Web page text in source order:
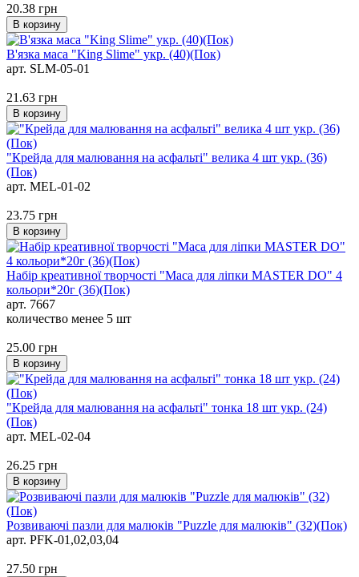
20.38 грн
В корзину
В'язка маса "King Slime" укр. (40)(Пок)
арт. SLM-05-01
21.63 грн
В корзину
"Крейда для малювання на асфальті" велика 4 шт укр. (36)
(Пок)
арт. MEL-01-02
23.75 грн
В корзину
Набір креативної творчості "Маса для ліпки MASTER DO" 4
кольори*20г (36)(Пок)
арт. 7667
количество менее 5 шт
25.00 грн
В корзину
"Крейда для малювання на асфальті" тонка 18 шт укр. (24)
(Пок)
арт. MEL-02-04
26.25 грн
В корзину
Розвиваючі пазли для малюків "Puzzle для малюків" (32)(Пок)
арт. PFK-01,02,03,04
27.50 грн